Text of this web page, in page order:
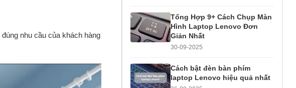
đúng nhu cầu của khách hàng
Tổng Hợp 9+ Cách Chụp Màn
Hình Laptop Lenovo Đơn
Giản Nhất
30-09-2025
Cách bật đèn bàn phím
laptop Lenovo hiệu quả nhất